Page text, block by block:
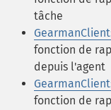
tâche
fonction de
depuis l'agent
fonction de